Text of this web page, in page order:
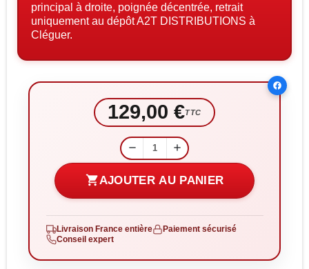
principal à droite, poignée décentrée, retrait
uniquement au dépôt A2T DISTRIBUTIONS à
Cléguer.
129,00 €TTC
remove add
shopping_cartAJOUTER AU PANIER
Livraison France entière
Paiement sécurisé
Conseil expert